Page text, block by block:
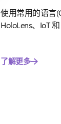
使用常用的语言
HoloLens、IoT
了解更多